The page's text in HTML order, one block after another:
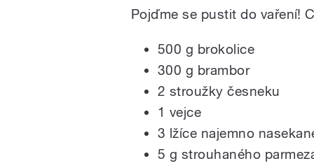
Pojďme se pustit do vaření!
500 g brokolice
300 g brambor
2 stroužky česneku
1 vejce
3 lžíce najemno
5 g strouhaného